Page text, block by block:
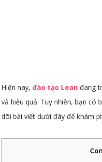
Hiện nay, đào tạo Lean đang
và hiệu quả. Tuy nhiên, bạn có
dõi bài viết dưới đây để khám